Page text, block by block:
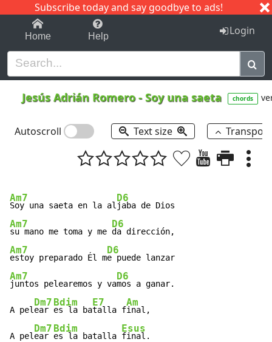
Subscribe today and say goodbye to ads!
1-9 C I J
Home Help Login
Jesús Adrián Romero-Soy una saeta chords
Autoscroll Text size
Am7
Soy una saeta en la al
D6
Am7
su mano me toma y me
D6
Am7
estoy preparado Él m
D6
Am7
juntos pelearemos y va
D6
mos a ganar.
A pel
Dm7
ear
Bdim
es la ba
E7
talla f
Am
inal,
A pel
Dm7
ear
Bdim
es la batalla
Esus
final.